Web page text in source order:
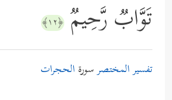
تَوَّابࣱ رَّحِیمࣱ ﴿١٢﴾
تفسير المختصرسورة الحجرات